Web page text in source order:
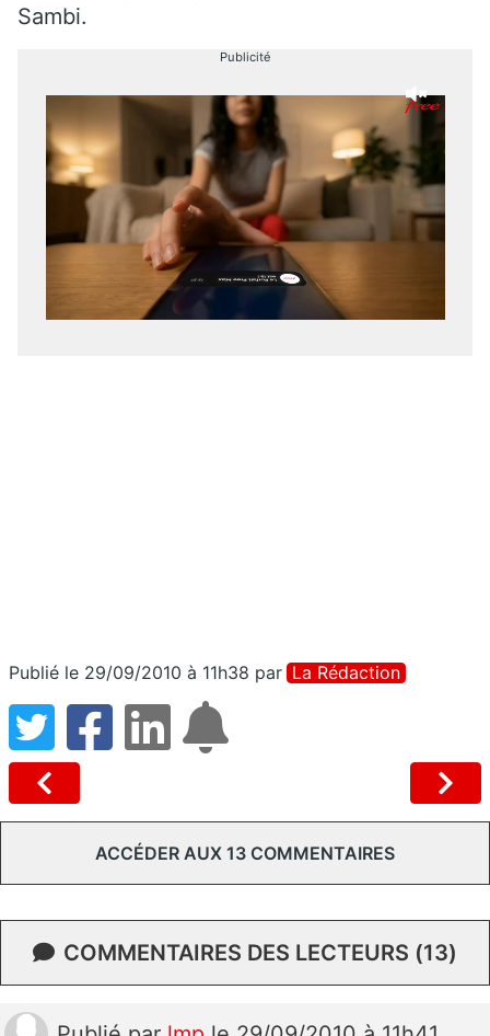
Sambi.
Publicité
Publié le 29/09/2010 à 11h38 par La Rédaction
ACCÉDER AUX 13 COMMENTAIRES
COMMENTAIRES DES LECTEURS (13)